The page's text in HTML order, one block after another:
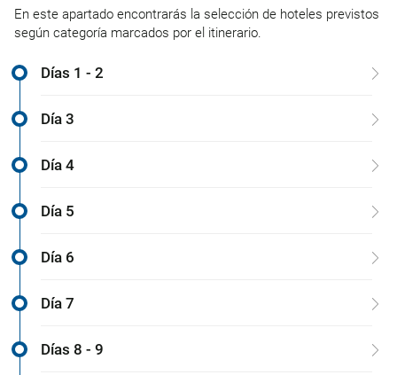
En este apartado encontrarás la selección de hoteles previstos
según categoría marcados por el itinerario.
Días 1 - 2
Día 3
Día 4
Día 5
Día 6
Día 7
Días 8 - 9